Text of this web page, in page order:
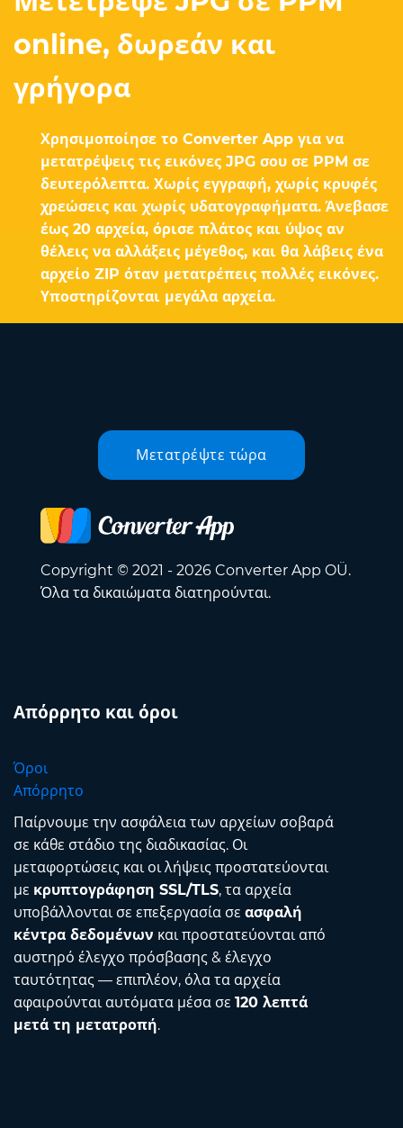
online, δωρεάν και
γρήγορα
Χρησιμοποίησε το Converter App για να
μετατρέψεις τις εικόνες JPG σου σε PPM σε
δευτερόλεπτα. Χωρίς εγγραφή, χωρίς κρυφές
χρεώσεις και χωρίς υδατογραφήματα. Άνεβασε
έως 20 αρχεία, όρισε πλάτος και ύψος αν
θέλεις να αλλάξεις μέγεθος, και θα λάβεις ένα
αρχείο ZIP όταν μετατρέπεις πολλές εικόνες.
Υποστηρίζονται μεγάλα αρχεία.
Μετατρέψτε τώρα
Copyright © 2021 - 2026 Converter App OÜ.
Όλα τα δικαιώματα διατηρούνται.
Απόρρητο και όροι
Όροι
Απόρρητο
Παίρνουμε την ασφάλεια των αρχείων σοβαρά
σε κάθε στάδιο της διαδικασίας. Οι
μεταφορτώσεις και οι λήψεις προστατεύονται
με κρυπτογράφηση SSL/TLS, τα αρχεία
υποβάλλονται σε επεξεργασία σε ασφαλή
κέντρα δεδομένων και προστατεύονται από
αυστηρό έλεγχο πρόσβασης & έλεγχο
ταυτότητας — επιπλέον, όλα τα αρχεία
αφαιρούνται αυτόματα μέσα σε 120 λεπτά
μετά τη μετατροπή.